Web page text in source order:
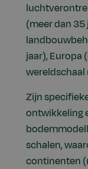
(meer dan
jaar), Europa
wereldschaal
Zijn
ontwikkeling
schalen,
continenten